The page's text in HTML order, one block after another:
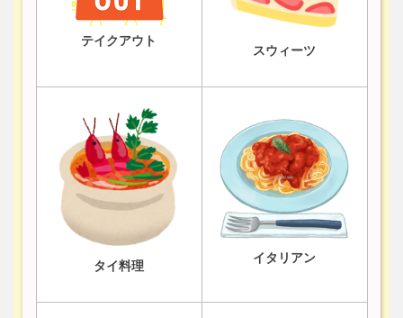
テイクアウト
スウィーツ
タイ料理
イタリアン